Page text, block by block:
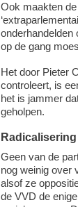
Ook maakten
onderhandelden
op de gang
Het door Pieter
controleert, is
het is jammer
geholpen.
Geen van de
nog weinig over
alsof ze
de VVD de